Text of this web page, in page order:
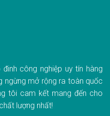
công nghiệp uy tín hàng
ngừng mở rộng ra toàn quốc
tôi cam kết mang đến cho
lượng nhất!